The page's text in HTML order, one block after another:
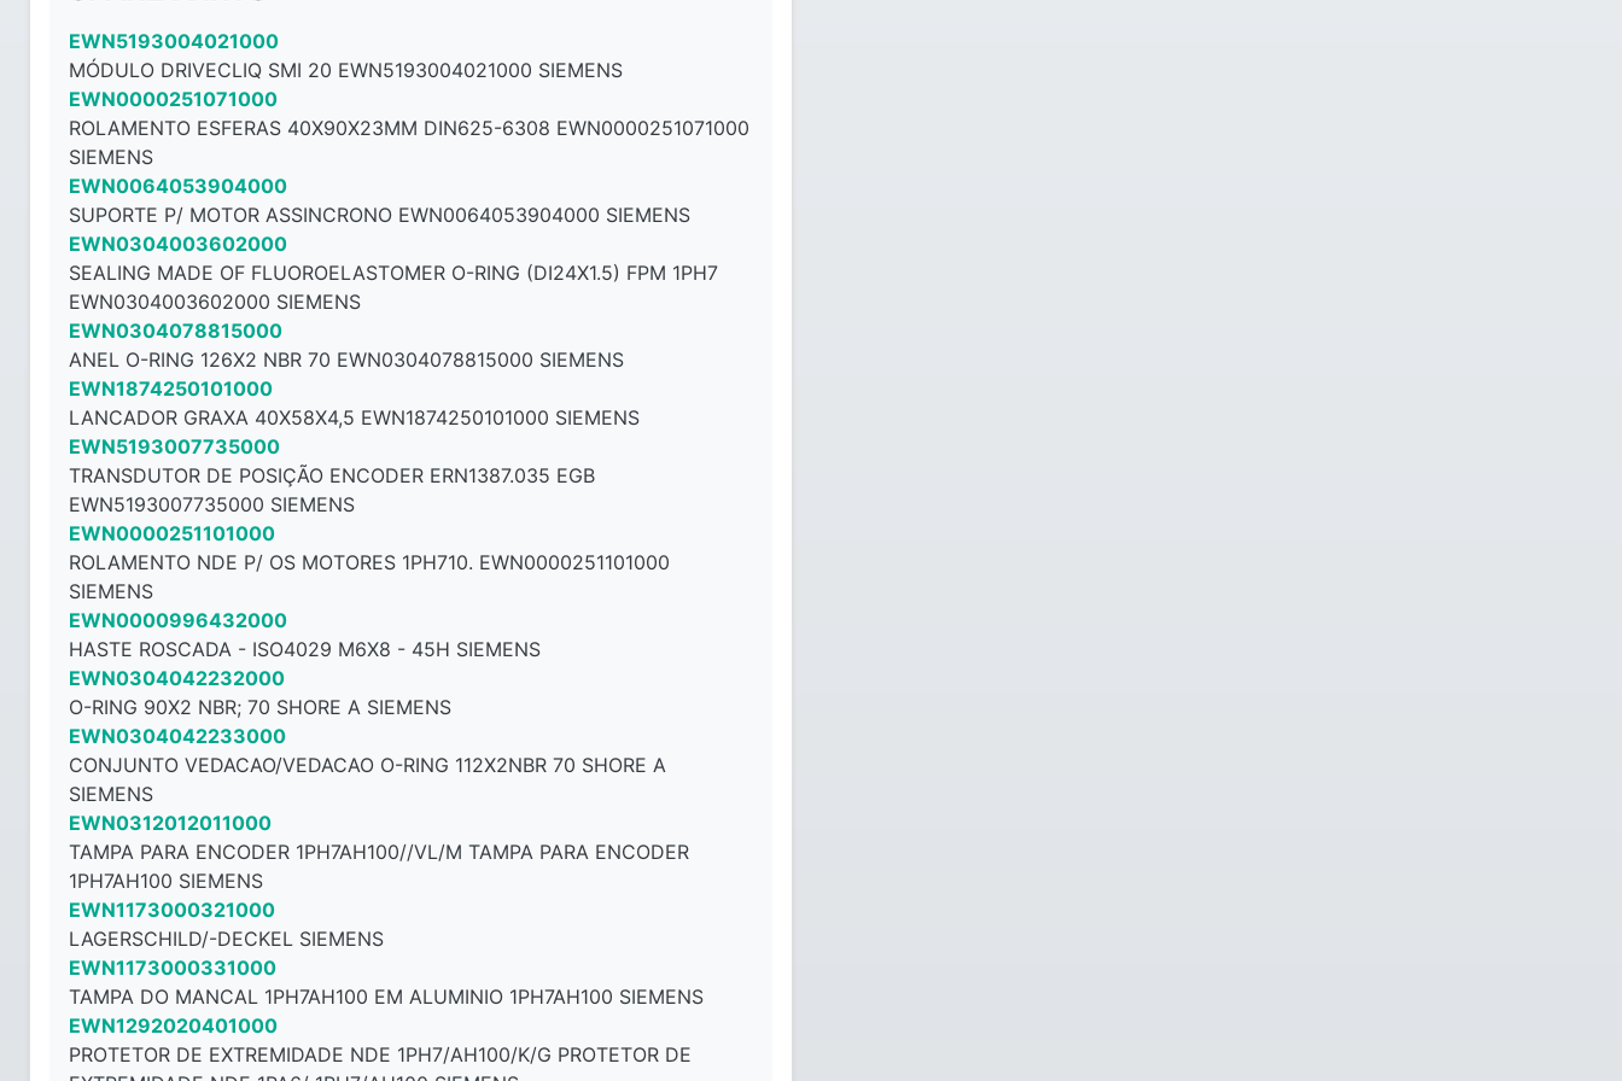
EWN5193004021000
MÓDULO DRIVECLIQ SMI 20 EWN5193004021000 SIEMENS
EWN0000251071000
ROLAMENTO ESFERAS 40X90X23MM DIN625-6308 EWN0000251071000
SIEMENS
EWN0064053904000
SUPORTE P/ MOTOR ASSINCRONO EWN0064053904000 SIEMENS
EWN0304003602000
SEALING MADE OF FLUOROELASTOMER O-RING (DI24X1.5) FPM 1PH7
EWN0304003602000 SIEMENS
EWN0304078815000
ANEL O-RING 126X2 NBR 70 EWN0304078815000 SIEMENS
EWN1874250101000
LANCADOR GRAXA 40X58X4,5 EWN1874250101000 SIEMENS
EWN5193007735000
TRANSDUTOR DE POSIÇÃO ENCODER ERN1387.035 EGB
EWN5193007735000 SIEMENS
EWN0000251101000
ROLAMENTO NDE P/ OS MOTORES 1PH710. EWN0000251101000
SIEMENS
EWN0000996432000
HASTE ROSCADA - ISO4029 M6X8 - ​​45H SIEMENS
EWN0304042232000
O-RING 90X2 NBR; 70 SHORE A SIEMENS
EWN0304042233000
CONJUNTO VEDACAO/VEDACAO O-RING 112X2NBR 70 SHORE A
SIEMENS
EWN0312012011000
TAMPA PARA ENCODER 1PH7AH100//VL/M TAMPA PARA ENCODER
1PH7AH100 SIEMENS
EWN1173000321000
LAGERSCHILD/-DECKEL SIEMENS
EWN1173000331000
TAMPA DO MANCAL 1PH7AH100 EM ALUMINIO 1PH7AH100 SIEMENS
EWN1292020401000
PROTETOR DE EXTREMIDADE NDE 1PH7/AH100/K/G PROTETOR DE